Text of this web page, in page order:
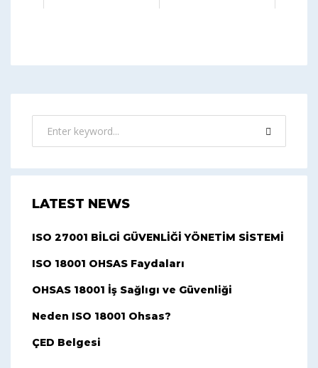
LATEST NEWS
ISO 27001 BİLGİ GÜVENLİĞİ YÖNETİM SİSTEMİ
ISO 18001 OHSAS Faydaları
OHSAS 18001 İş Sağlıgı ve Güvenliği
Neden ISO 18001 Ohsas?
ÇED Belgesi